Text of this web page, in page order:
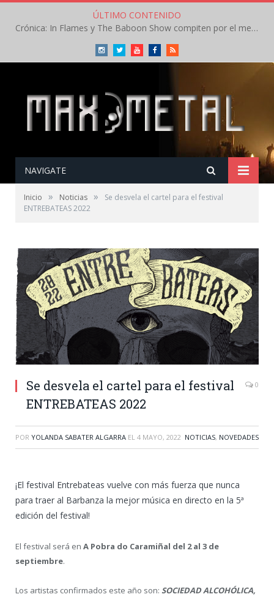
ÚLTIMO CONTENIDO
Crónica: In Flames y The Baboon Show compiten por el mejor concierto del día en el Leyendas del Rock – Viernes – Agosto 2026
InstagramTwitterYoutubeFacebookRSS
NAVIGATE
Inicio » Noticias »
Se desvela el cartel para el festival
ENTREBATEAS 2022
Se desvela el cartel para el festival
ENTREBATEAS 2022
0
POR YOLANDA SABATER ALGARRA EL 4 MAYO, 2022 NOTICIAS, NOVEDADES
¡El festival Entrebateas vuelve con más fuerza que nunca
para traer al Barbanza la mejor música en directo en la 5ª
edición del festival!
El festival será en A Pobra do Caramiñal del 2 al 3 de
septiembre.
Los artistas confirmados este año son: SOCIEDAD ALCOHÓLICA,